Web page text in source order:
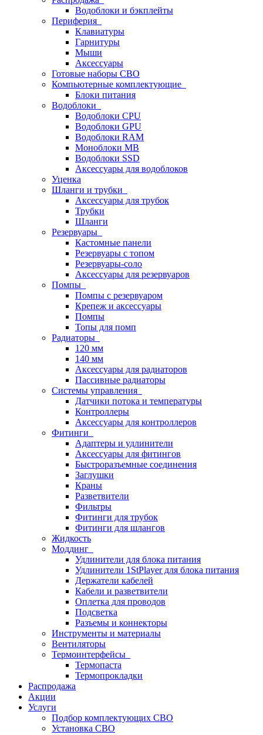
Водоблоки и бэкплейты
Периферия
Клавиатуры
Гарнитуры
Мыши
Аксессуары
Готовые наборы СВО
Компьютерные комплектующие
Блоки питания
Водоблоки
Водоблоки CPU
Водоблоки GPU
Водоблоки RAM
Моноблоки MB
Водоблоки SSD
Аксессуары для водоблоков
Уценка
Шланги и трубки
Аксессуары для трубок
Трубки
Шланги
Резервуары
Кастомные панели
Резервуары с топом
Резервуары-соло
Аксессуары для резервуаров
Помпы
Помпы с резервуаром
Крепеж и аксессуары
Помпы
Топы для помп
Радиаторы
120 мм
140 мм
Аксессуары для радиаторов
Пассивные радиаторы
Системы управления
Датчики потока и температуры
Контроллеры
Аксессуары для контроллеров
Фитинги
Адаптеры и удлинители
Аксессуары для фитингов
Быстроразъемные соединения
Заглушки
Краны
Разветвители
Фильтры
Фитинги для трубок
Фитинги для шлангов
Жидкость
Моддинг
Удлинители для блока питания
Удлинители 1StPlayer для блока питания
Держатели кабелей
Кабели и разветвители
Оплетка для проводов
Подсветка
Разъемы и коннекторы
Инструменты и материалы
Вентиляторы
Термоинтерфейсы
Термопаста
Термопрокладки
Распродажа
Акции
Услуги
Подбор комплектующих СВО
Установка СВО